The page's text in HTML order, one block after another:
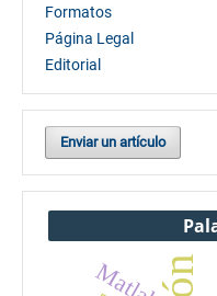
Formatos
Página Legal
Editorial
Enviar un artículo